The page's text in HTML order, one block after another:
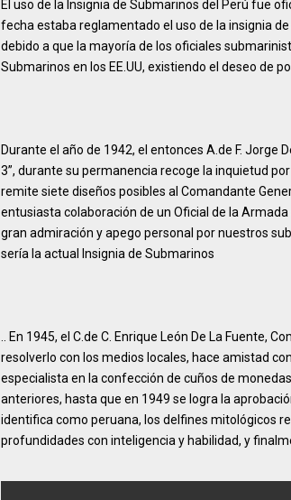
El uso de la Insignia de Submarinos del Perú fue
fecha estaba reglamentado el uso de la insignia
debido a que la mayoría de los oficiales
Submarinos en los EE.UU, existiendo el deseo de
Durante el año de 1942, el entonces A.de F. Jorge
3”, durante su permanencia recoge la inquietud
remite siete diseños posibles al Comandante
entusiasta colaboración de un Oficial de la
gran admiración y apego personal por nuestros
sería la actual Insignia de Submarinos
.. En 1945, el C.de C. Enrique León De La Fuente,
resolverlo con los medios locales, hace amistad
especialista en la confección de cuños de
anteriores, hasta que en 1949 se logra la
identifica como peruana, los delfines mitológicos
profundidades con inteligencia y habilidad, y